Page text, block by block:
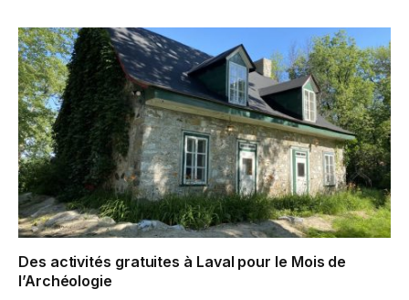
Des activités gratuites à Laval pour le Mois de
l’Archéologie